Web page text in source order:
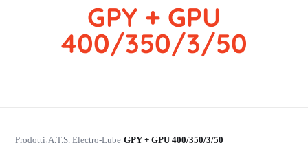
CYP Trading
GPY + GPU
400/350/3/50
Prodotti›A.T.S. Electro-Lube›GPY + GPU 400/350/3/50